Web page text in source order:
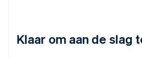
Klaar om aan de slag
FrançaisDeutschEnglish